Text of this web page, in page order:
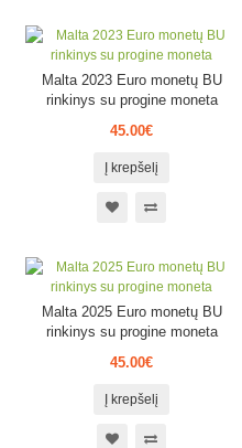
Malta 2023 Euro monetų BU
rinkinys su progine moneta
45.00€
Į krepšelį
Malta 2025 Euro monetų BU
rinkinys su progine moneta
45.00€
Į krepšelį